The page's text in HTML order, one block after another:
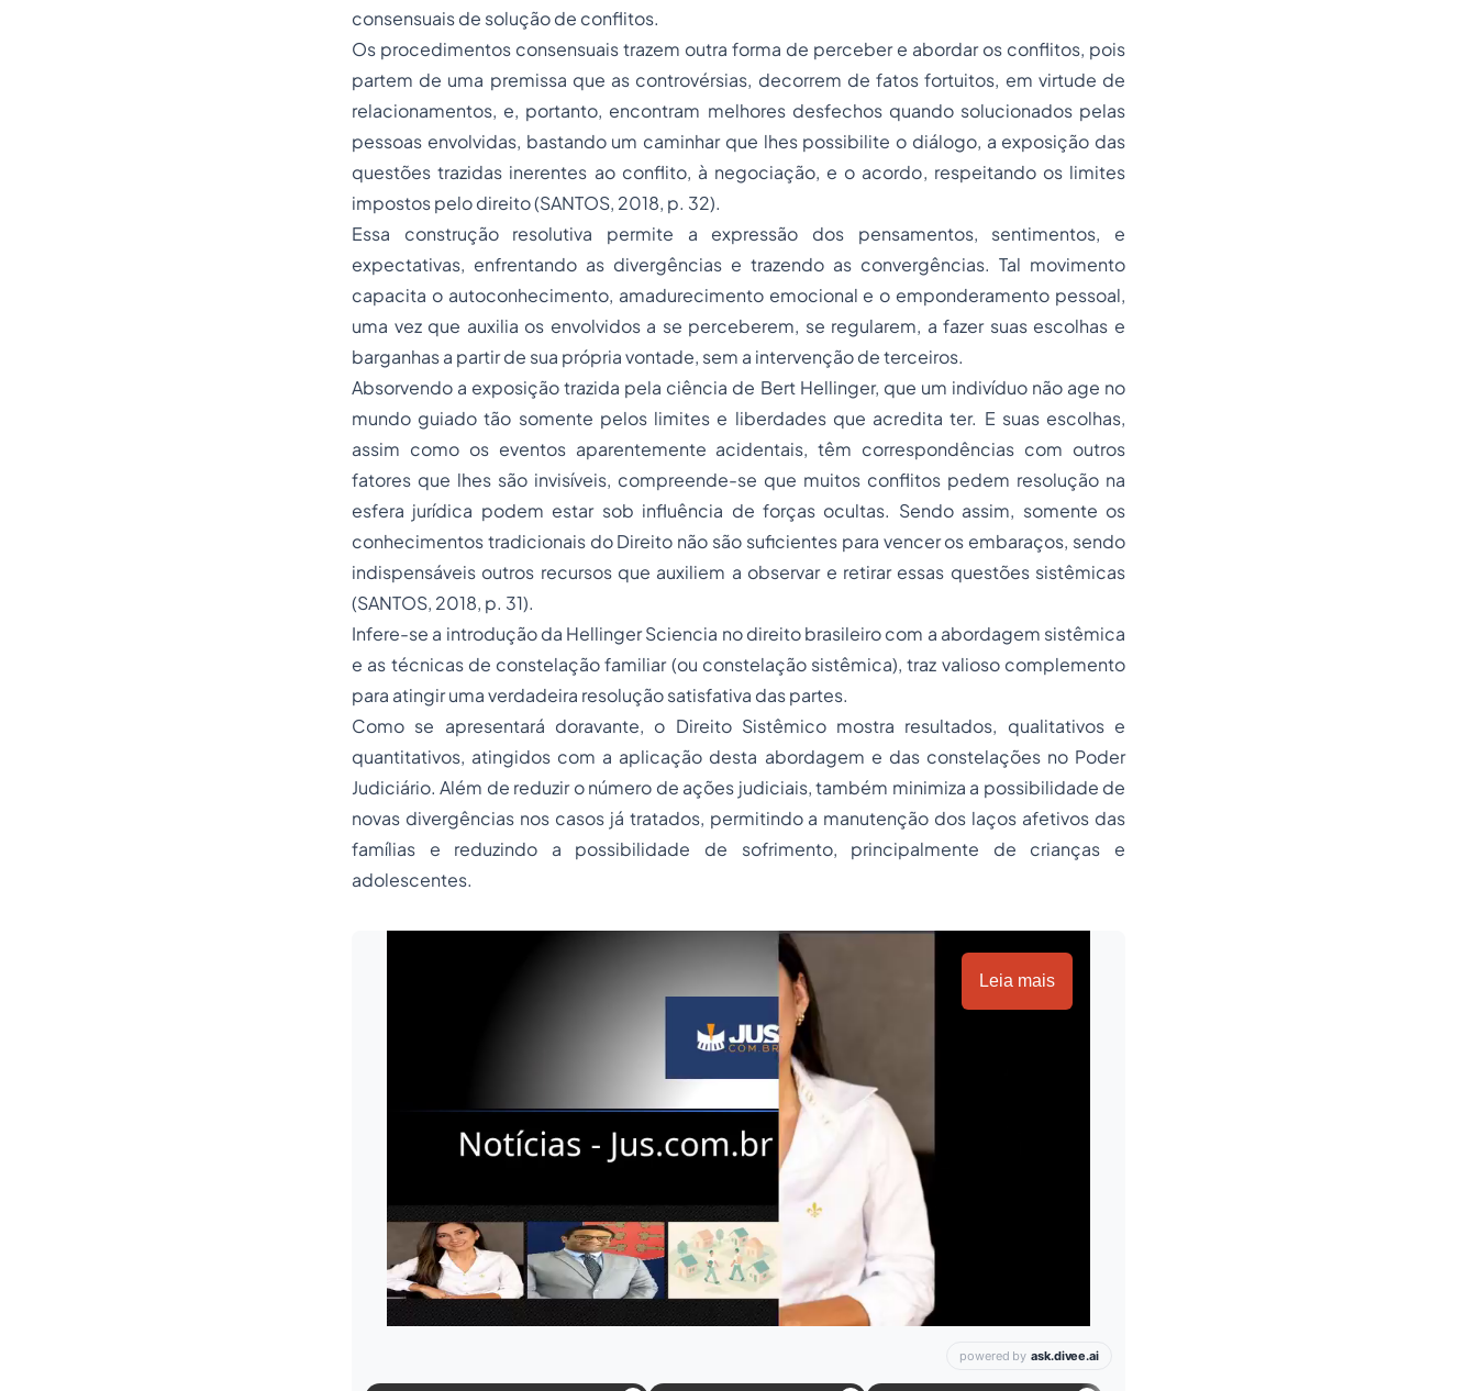
consensuais de solução de conflitos.
Os procedimentos consensuais trazem outra forma de perceber e abordar os conflitos, pois
partem de uma premissa que as controvérsias, decorrem de fatos fortuitos, em virtude de
relacionamentos, e, portanto, encontram melhores desfechos quando solucionados pelas
pessoas envolvidas, bastando um caminhar que lhes possibilite o diálogo, a exposição das
questões trazidas inerentes ao conflito, à negociação, e o acordo, respeitando os limites
impostos pelo direito (SANTOS, 2018, p. 32).
Essa construção resolutiva permite a expressão dos pensamentos, sentimentos, e
expectativas, enfrentando as divergências e trazendo as convergências. Tal movimento
capacita o autoconhecimento, amadurecimento emocional e o emponderamento pessoal,
uma vez que auxilia os envolvidos a se perceberem, se regularem, a fazer suas escolhas e
barganhas a partir de sua própria vontade, sem a intervenção de terceiros.
Absorvendo a exposição trazida pela ciência de Bert Hellinger, que um indivíduo não age no
mundo guiado tão somente pelos limites e liberdades que acredita ter. E suas escolhas,
assim como os eventos aparentemente acidentais, têm correspondências com outros
fatores que lhes são invisíveis, compreende-se que muitos conflitos pedem resolução na
esfera jurídica podem estar sob influência de forças ocultas. Sendo assim, somente os
conhecimentos tradicionais do Direito não são suficientes para vencer os embaraços, sendo
indispensáveis outros recursos que auxiliem a observar e retirar essas questões sistêmicas
(SANTOS, 2018, p. 31).
Infere-se a introdução da Hellinger Sciencia no direito brasileiro com a abordagem sistêmica
e as técnicas de constelação familiar (ou constelação sistêmica), traz valioso complemento
para atingir uma verdadeira resolução satisfativa das partes.
Como se apresentará doravante, o Direito Sistêmico mostra resultados, qualitativos e
quantitativos, atingidos com a aplicação desta abordagem e das constelações no Poder
Judiciário. Além de reduzir o número de ações judiciais, também minimiza a possibilidade de
novas divergências nos casos já tratados, permitindo a manutenção dos laços afetivos das
famílias e reduzindo a possibilidade de sofrimento, principalmente de crianças e
adolescentes.
Leia mais